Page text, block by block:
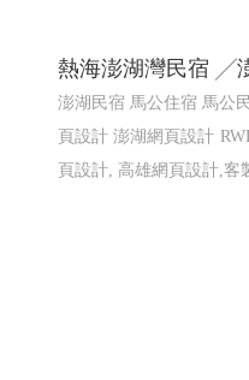
熱海澎湖灣民宿 ╱
澎湖民宿 馬公住宿 馬公
頁設計 澎湖網頁設計
頁設計, 高雄網頁設計,客